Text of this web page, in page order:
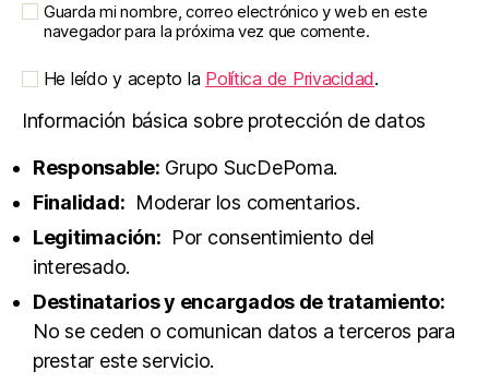
Guarda mi nombre, correo electrónico y web en este
navegador para la próxima vez que comente.
He leído y acepto la Política de Privacidad.
Información básica sobre protección de datos
Responsable: Grupo SucDePoma.
Finalidad: Moderar los comentarios.
Legitimación: Por consentimiento del
interesado.
Destinatarios y encargados de tratamiento:
No se ceden o comunican datos a terceros para
prestar este servicio.